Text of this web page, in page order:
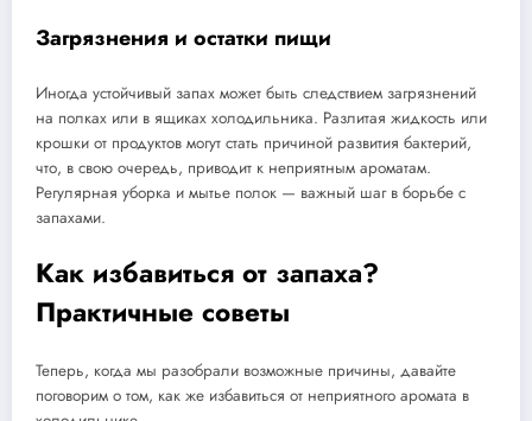
Загрязнения и остатки пищи
Иногда устойчивый запах может быть следствием загрязнений
на полках или в ящиках холодильника. Разлитая жидкость или
крошки от продуктов могут стать причиной развития бактерий,
что, в свою очередь, приводит к неприятным ароматам.
Регулярная уборка и мытье полок — важный шаг в борьбе с
запахами.
Как избавиться от запаха?
Практичные советы
Теперь, когда мы разобрали возможные причины, давайте
поговорим о том, как же избавиться от неприятного аромата в